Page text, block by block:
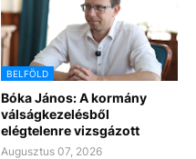
BELFÖLD
Bóka János: A kormány
válságkezelésből
elégtelenre vizsgázott
Augusztus 07, 2026